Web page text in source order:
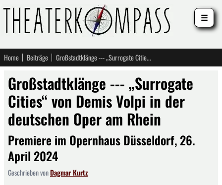
Home Beiträge Großstadtklänge --- „Surrogate Cities“ von Demis Volpi in der deutschen Oper am Rhein
Großstadtklänge --- „Surrogate
Cities“ von Demis Volpi in der
deutschen Oper am Rhein
Premiere im Opernhaus Düsseldorf, 26.
April 2024
Geschrieben vonDagmar Kurtz
☰